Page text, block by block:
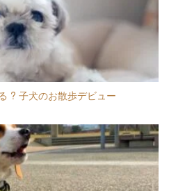
? 子犬のお散歩デビュー